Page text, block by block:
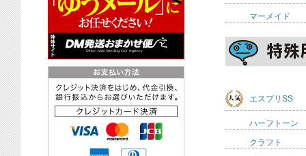
マーメイド
エスプリSS
ハーフトーン
クラフト